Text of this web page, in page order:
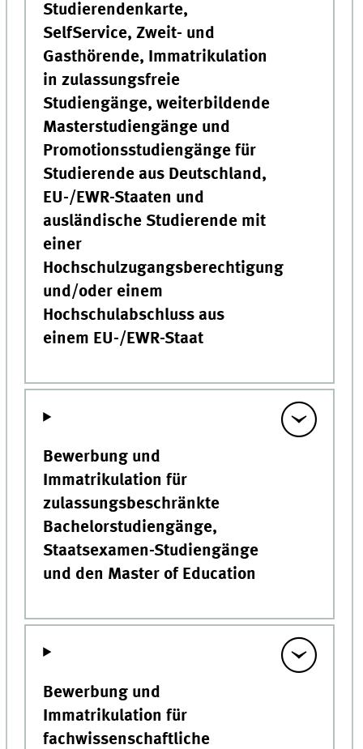
Studierendenkarte,
SelfService, Zweit- und
Gasthörende, Immatrikulation
in zulassungsfreie
Studiengänge, weiterbildende
Masterstudiengänge und
Promotionsstudiengänge für
Studierende aus Deutschland,
EU-/EWR-Staaten und
ausländische Studierende mit
einer
Hochschulzugangsberechtigung
und/oder einem
Hochschulabschluss aus
einem EU-/EWR-Staat
Bewerbung und
Immatrikulation für
zulassungsbeschränkte
Bachelorstudiengänge,
Staatsexamen-Studiengänge
und den Master of Education
Bewerbung und
Immatrikulation für
fachwissenschaftliche